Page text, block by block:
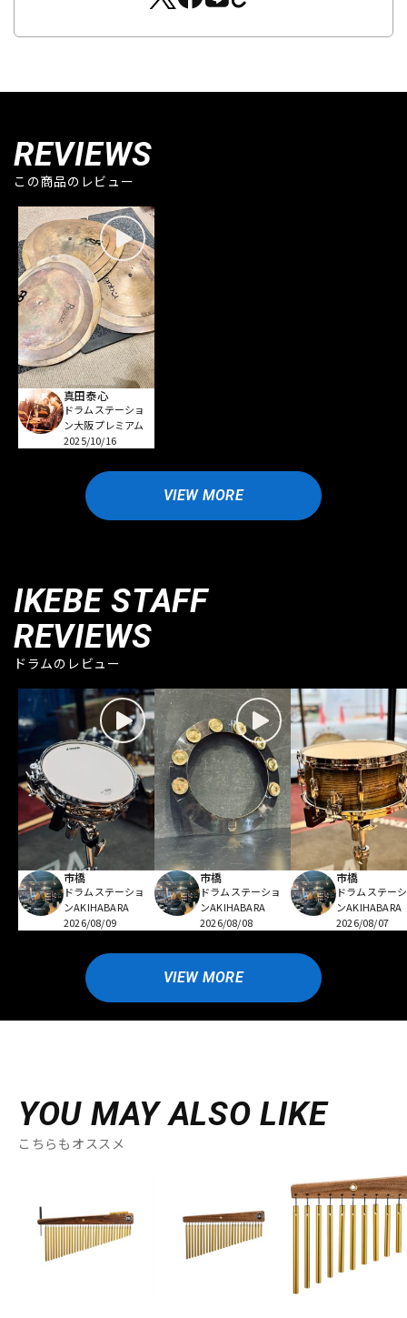
REVIEWS
この商品のレビュー
真田泰心
ドラムステーショ
ン大阪プレミアム
2025/10/16
VIEW MORE
IKEBE STAFF
REVIEWS
ドラムのレビュー
市橋
ドラムステーショ
ンAKIHABARA
2026/08/09
市橋
ドラムステーショ
ンAKIHABARA
2026/08/08
市橋
ドラムステー
ンAKIHABARA
2026/08/07
VIEW MORE
YOU MAY ALSO LIKE
こちらもオススメ